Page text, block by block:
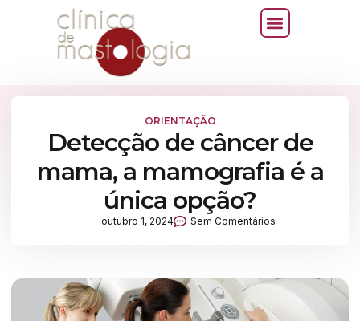
ORIENTAÇÃO
Detecção de câncer de
mama, a mamografia é a
única opção?
outubro 1, 2024 Sem Comentários